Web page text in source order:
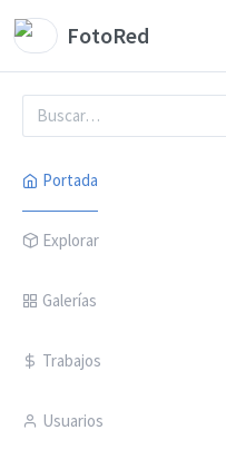
FotoRed
Portada
Explorar
Galerías
Trabajos
Usuarios